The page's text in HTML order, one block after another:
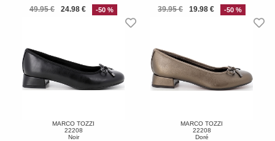
49.95 € 24.98 € -50 % 39.95 € 19.98 € -50 %
MARCO TOZZI
22208
Noir
MARCO TOZZI
22208
Doré